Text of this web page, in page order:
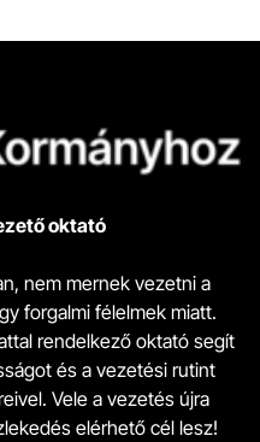
oktató
nem mernek vezetni a
forgalmi félelmek miatt.
rendelkező oktató segít
és a vezetési rutint
Vele a vezetés újra
elérhető cél lesz!